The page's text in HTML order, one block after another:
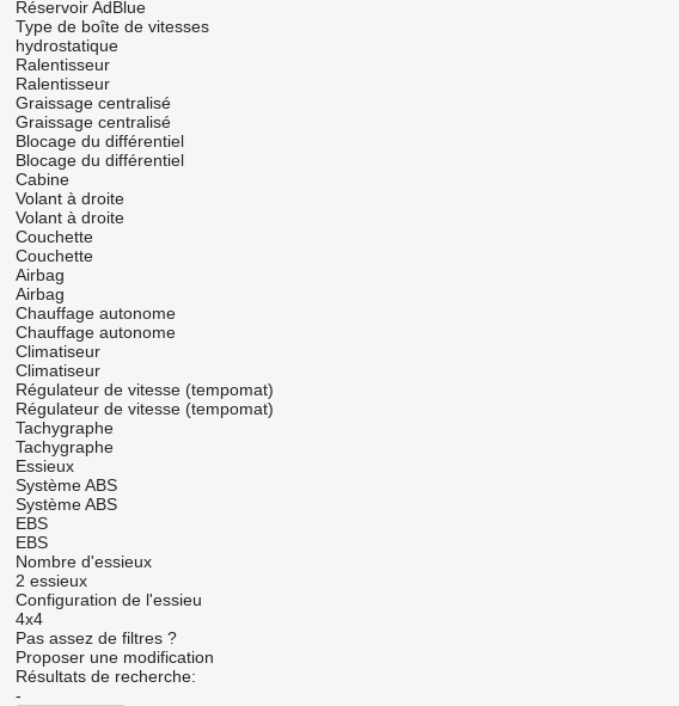
Réservoir AdBlue
Type de boîte de vitesses
hydrostatique
Ralentisseur
Ralentisseur
Graissage centralisé
Graissage centralisé
Blocage du différentiel
Blocage du différentiel
Cabine
Volant à droite
Volant à droite
Couchette
Couchette
Airbag
Airbag
Chauffage autonome
Chauffage autonome
Climatiseur
Climatiseur
Régulateur de vitesse (tempomat)
Régulateur de vitesse (tempomat)
Tachygraphe
Tachygraphe
Essieux
Système ABS
Système ABS
EBS
EBS
Nombre d'essieux
2 essieux
Configuration de l'essieu
4x4
Pas assez de filtres ?
Proposer une modification
Résultats de recherche:
-